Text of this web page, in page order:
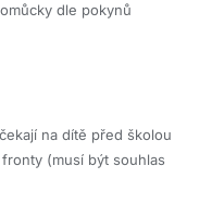
dle pokynů
na dítě před školou
(musí být souhlas